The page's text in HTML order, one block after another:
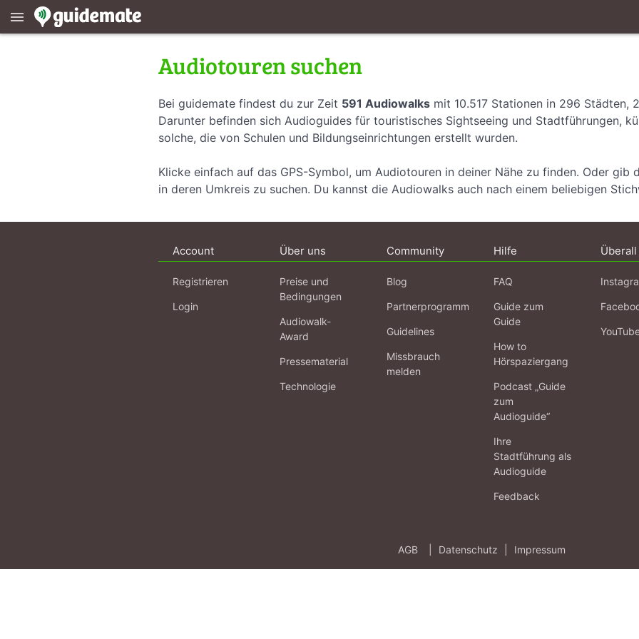
menu
Audiotouren suchen
Bei guidemate findest du zur Zeit 591 Audiowalks mit 10.517 Stationen in 296 Städten,
Darunter befinden sich Audioguides für touristisches Sightseeing und Stadtführungen,
solche, die von Schulen und Bildungseinrichtungen erstellt wurden.
Klicke einfach auf das GPS-Symbol, um Audiotouren in deiner Nähe zu finden. Oder gib
in deren Umkreis zu suchen. Du kannst die Audiowalks auch nach einem beliebigen
Account
Registrieren
Login
Über uns
Preise und
Bedingungen
Audiowalk-
Award
Pressematerial
Technologie
Community
Blog
Partnerprogramm
Guidelines
Missbrauch
melden
Hilfe
FAQ
Guide zum
Guide
How to
Hörspaziergang
Podcast „Guide
zum
Audioguide“
Ihre
Stadtführung als
Audioguide
Feedback
Überall
AGB Datenschutz Impressum